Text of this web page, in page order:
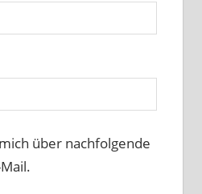
über nachfolgende